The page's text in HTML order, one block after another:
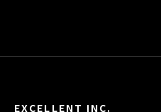
EXCELLENT INC.